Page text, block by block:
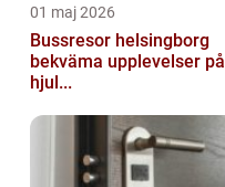
01 maj 2026
Bussresor helsingborg
bekväma upplevelser på
hjul...